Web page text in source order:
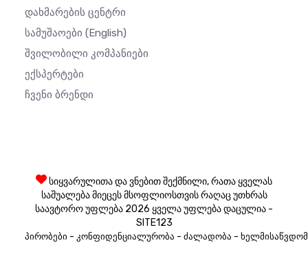
Დახმარების Ცენტრი
Სამუშაოები (English)
Შვილობილი Კომპანიები
Ექსპერტები
Ჩვენი Ბრენდი
სიყვარულითა და ვნებით შექმნილი, რათა ყველას
საშუალება მიეცეს მსოფლიოსთვის რაღაც უთხრას
საავტორო უფლება 2026 ყველა უფლება დაცულია -
SITE123
პირობები - კონფიდენციალურობა - ძალადობა -